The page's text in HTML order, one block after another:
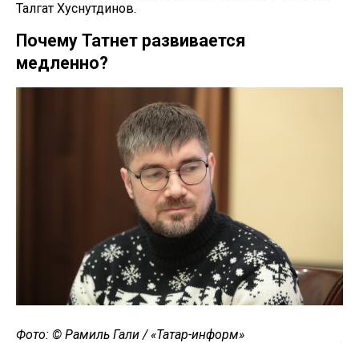
Талгат Хуснутдинов.
Почему Татнет развивается
медленно?
Фото: © Рамиль Гали / «Татар-информ»